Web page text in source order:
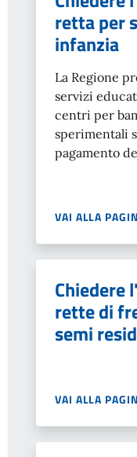
retta per
infanzia
La Regione
servizi
centri per
sperimentali
pagamento
VAI ALLA
Chiedere
rette di
semi
VAI ALLA